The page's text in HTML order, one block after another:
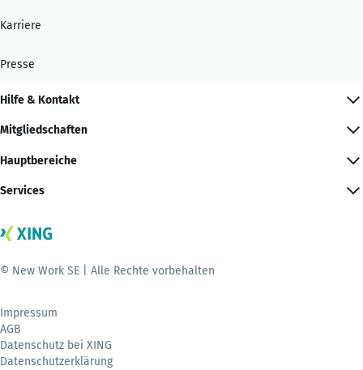
Karriere
Presse
Hilfe & Kontakt
Mitgliedschaften
Hauptbereiche
Services
© New Work SE | Alle Rechte vorbehalten
Impressum
AGB
Datenschutz bei XING
Datenschutzerklärung